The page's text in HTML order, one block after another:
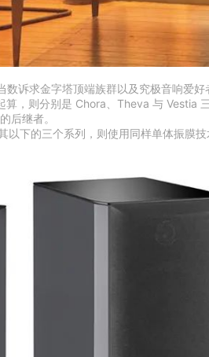
求金字塔顶端族群以及究极音响爱
，则分别是 Chora、Theva 与 Vestia
后继者。
的三个系列，则使用同样单体振膜